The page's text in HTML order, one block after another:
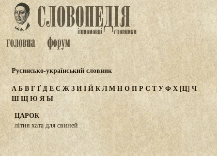
Русинсько-український словник
АБВГҐДЕЄ ЖЗИІЙКЛМНОПРС ТУФХ [Ц] Ч
ШЩЮЯЫ
ЦАРОК
літня хата для свиней